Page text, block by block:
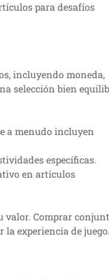
para desafíos
incluyendo moneda,
selección bien
a menudo incluyen
específicas.
en artículos
valor. Comprar
experiencia de juego.